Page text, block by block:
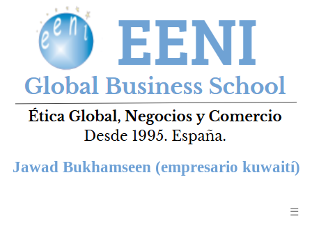
Jawad Bukhamseen (empresario kuwaití)
☰